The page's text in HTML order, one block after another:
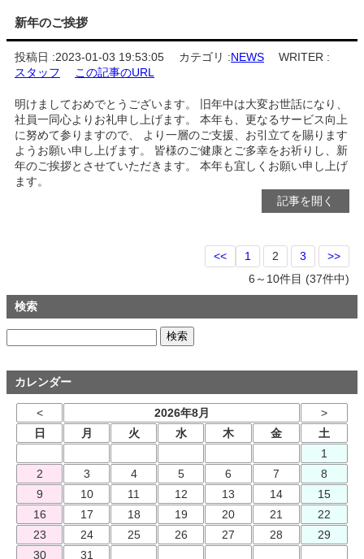
新年のご挨拶
投稿日 :2023-01-03 19:53:05 カテゴリ :NEWS
WRITER :
スタッフ
この記事のURL
明けましておめでとうございます。 旧年中は大変お世話になり、
社員一同心よりお礼申し上げます。 本年も、更なるサービス向上
に努めて参りますので、 より一層のご支援、お引立てを賜ります
ようお願い申し上げます。 皆様のご健康とご多幸をお祈りし、新
年のご挨拶とさせていただきます。 本年も宜しくお願い申し上げ
ます。
記事を開く
<< 1 2 3
>>
6～10件目 (37件中)
検索
カレンダー
< 2026年8月
>
日
月 火 水 木 金
土
1
2
3 4 5 6 7
8
9
10 11 12 13 14
15
16
17 18 19 20 21
22
23
24 25 26 27 28
29
30
31